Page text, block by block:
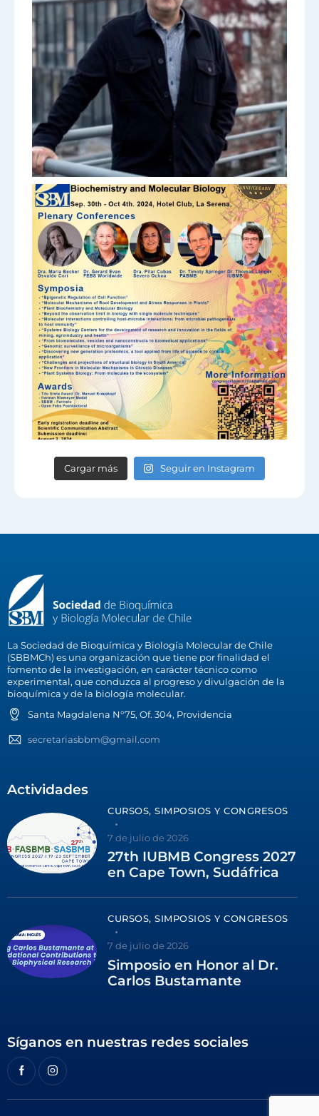
Cargar más Seguir en Instagram
La Sociedad de Bioquímica y Biología Molecular de Chile
(SBBMCh) es una organización que tiene por finalidad el
fomento de la investigación, en carácter técnico como
experimental, que conduzca al progreso y divulgación de la
bioquímica y de la biología molecular.
Santa Magdalena N°75, Of. 304, Providencia
secretariasbbm@gmail.com
Actividades
CURSOS, SIMPOSIOS Y CONGRESOS
7 de julio de 2026
27th IUBMB Congress 2027
en Cape Town, Sudáfrica
CURSOS, SIMPOSIOS Y CONGRESOS
7 de julio de 2026
Simposio en Honor al Dr.
Carlos Bustamante
Síganos en nuestras redes sociales